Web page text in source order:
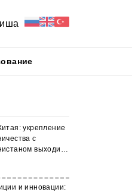
укрепление
с
выходит
и инновации: